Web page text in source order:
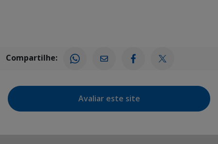
Compartilhe:
Avaliar este site